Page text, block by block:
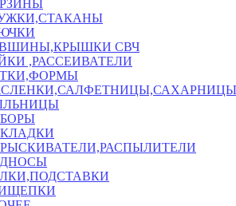
СВЧ
,РАССЕИВАТЕЛИ